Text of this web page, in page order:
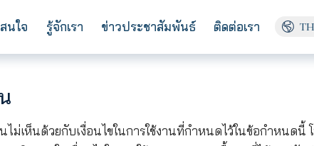
บทความน่าสนใจ รู้จักเรา ข่าวประชาสัมพั
รใช้งาน